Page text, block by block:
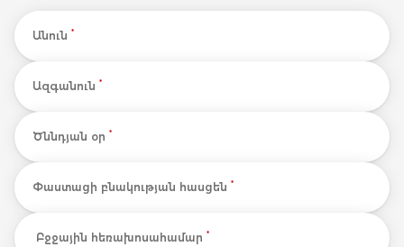
Անուն *
Ազգանուն *
Ծննդյան օր *
Փաստացի բնակության հասցեն *
Բջջային հեռախոսահամար *